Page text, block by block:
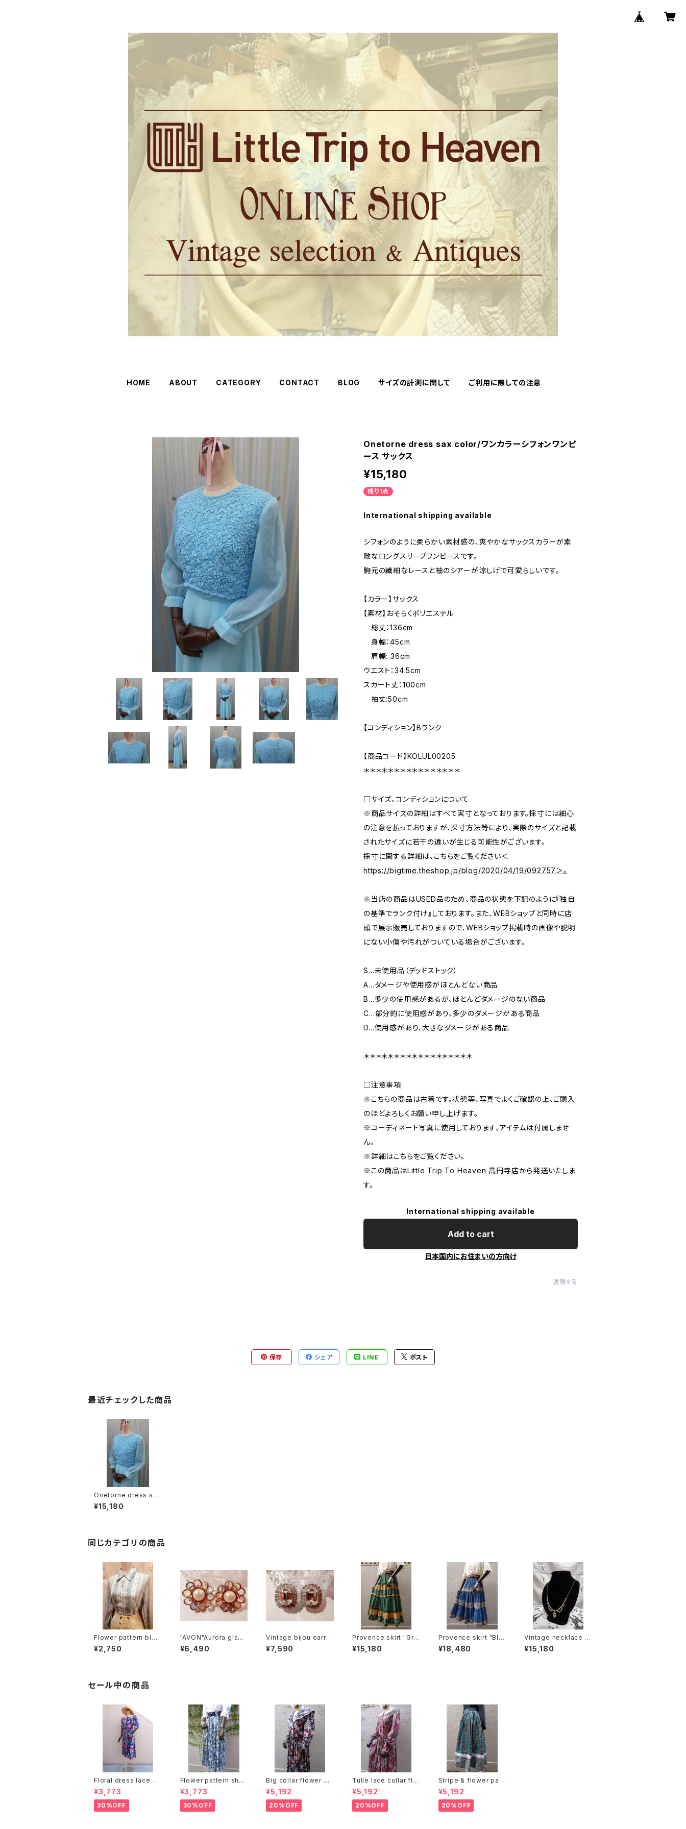
HOME ABOUT CATEGORY CONTACT BLOG サイズの計測に関して ご利用に際しての注意
Onetorne dress sax color/ワンカラーシフォンワンピ
ース サックス
¥15,180
残り1点
International shipping available
シフォンのように柔らかい素材感の、爽やかなサックスカラーが素
敵なロングスリーブワンピースです。
胸元の繊細なレースと袖のシアーが涼しげで可愛らしいです。
【カラー】サックス
【素材】おそらくポリエステル
総丈：136cm
身幅：45cm
肩幅: 36cm
ウエスト：34.5cm
スカート丈：100cm
袖丈:50cm
【コンディション】Bランク
【商品コード】KOLUL00205
＊＊＊＊＊＊＊＊＊＊＊＊＊＊＊＊
□サイズ、コンディションについて
※商品サイズの詳細はすべて実寸となっております。採寸には細心
の注意を払っておりますが、採寸方法等により、実際のサイズと記載
されたサイズに若干の違いが生じる可能性がございます。
採寸に関する詳細は、こちらをご覧ください＜
https://bigtime.theshop.jp/blog/2020/04/19/092757＞。
※当店の商品はUSED品のため、商品の状態を下記のように『独自
の基準でランク付け』しております。また、WEBショップと同時に店
頭で展示販売しておりますので、WEBショップ掲載時の画像や説明
にない小傷や汚れがついている場合がございます。
S…未使用品（デッドストック）
A…ダメージや使用感がほとんどない商品
B…多少の使用感があるが、ほとんどダメージのない商品
C…部分的に使用感があり、多少のダメージがある商品
D…使用感があり、大きなダメージがある商品
＊＊＊＊＊＊＊＊＊＊＊＊＊＊＊＊＊＊
□注意事項
※こちらの商品は古着です。状態等、写真でよくご確認の上、ご購入
のほどよろしくお願い申し上げます。
※コーディネート写真に使用しております、アイテムは付属しませ
ん。
※詳細はこちらをご覧ください。
※この商品はLittle Trip To Heaven 高円寺店から発送いたしま
す。
International shipping available
Add to cart
日本国内にお住まいの方向け
通報する
保存 シェア LINE ポスト
最近チェックした商品
Onetorne dress sax
color/ワンカラーシフォ
ンワンピース サックス
¥15,180
同じカテゴリの商品
Flower pattern blou
se 花柄ブラウス
¥2,750
"AVON"Aurora glass
flower motif earring
s オーロラガラス フラワ
¥6,490
Vintage bijou earrin
gs "Oval shape" ビ
ジュー オーバル型 イヤ
¥7,590
Provence skirt "Gre
en × Yellow" プロヴ
ァンス スカート "グリー
¥15,180
Provence skirt "Blu
e × Yellow" プロヴァ
ンス スカート "ブルー ×
¥18,480
Vintage necklace ビ
ンテージネックレス
¥15,180
セール中の商品
Floral dress lace co
llar：花柄ワンピース レ
ース襟
¥3,773
30%OFF
Flower pattern she
er pleats skirt ベルト
付き 花柄 シアー プリー
ツ スカート
¥3,773
30%OFF
Big collar flower pa
ttern dress ビッグカラ
ー 花柄 ワンピース
¥5,192
20%OFF
Tulle lace collar flo
wer pattern dress
チュールレースカラー
花柄 ワンピース
¥5,192
20%OFF
Stripe & flower patt
ern skirt ストライプ 花
柄 スカート
¥5,192
20%OFF